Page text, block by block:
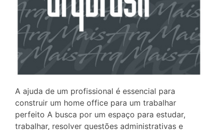
A ajuda de um profissional é essencial para
construir um home office para um trabalhar
perfeito A busca por um espaço para estudar,
trabalhar, resolver questões administrativas e